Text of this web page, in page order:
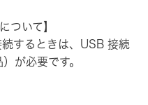
ついて】
するときは、USB 接続
が必要です。